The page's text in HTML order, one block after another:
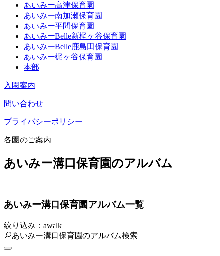
あいみー高津保育園
あいみー南加瀬保育園
あいみー平間保育園
あいみーBelle新梶ヶ谷保育園
あいみーBelle鹿島田保育園
あいみー梶ヶ谷保育園
本部
入園案内
問い合わせ
プライバシーポリシー
各園のご案内
あいみー溝口保育園のアルバム
あいみー溝口保育園アルバム一覧
絞り込み：awalk
あいみー溝口保育園のアルバム検索